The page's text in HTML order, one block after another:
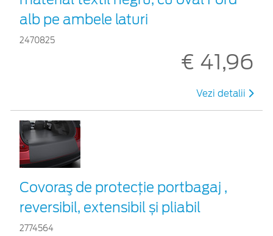
alb pe ambele laturi
2470825
€ 41,96
Vezi detalii
Covoraş de protecţie portbagaj ,
reversibil, extensibil și pliabil
2774564